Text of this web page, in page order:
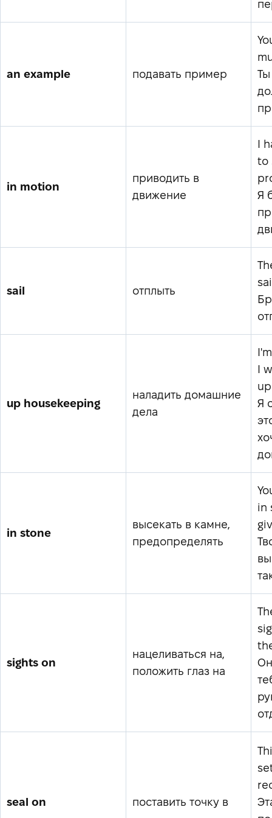
an example подавать пример
in motion
приводить в
движение
I
to
Я
sail отплыть
up housekeeping
наладить домашние
дела
I
Я
in stone
высекать в камне,
предопределять
in
sights on
нацеливаться на,
положить глаз на
seal on поставить точку в